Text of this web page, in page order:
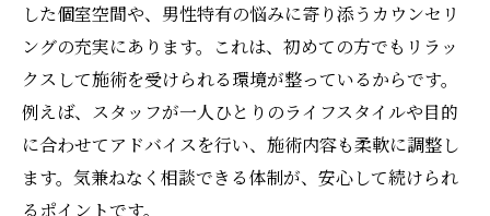
三豊市でリラクゼーションを叶える美容鍼体験
美容鍼が三豊市で人気のリラクゼーション
法
施術前後で実感できる美容鍼の変化とは
男性の疲労回復に最適な美容鍼の施術内容
した個室空間や、男性特有の悩みに寄り添うカウンセリ
ングの充実にあります。これは、初めての方でもリラッ
クスして施術を受けられる環境が整っているからです。
例えば、スタッフが一人ひとりのライフスタイルや目的
に合わせてアドバイスを行い、施術内容も柔軟に調整し
ます。気兼ねなく相談できる体制が、安心して続けられ
るポイントです。